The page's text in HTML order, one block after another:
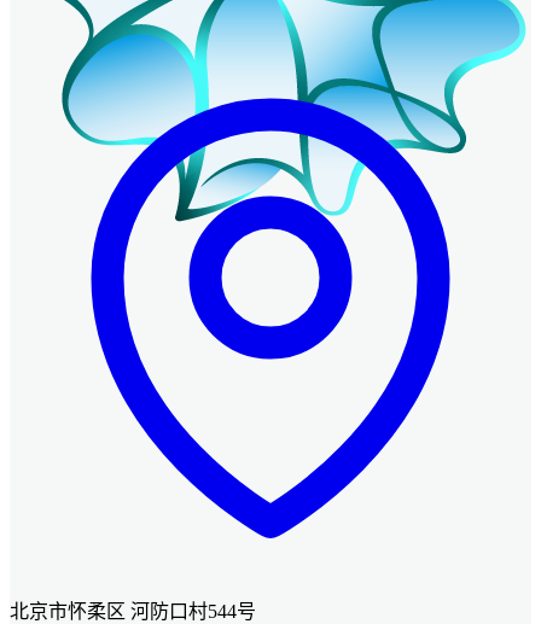
北京市怀柔区 河防口村544号